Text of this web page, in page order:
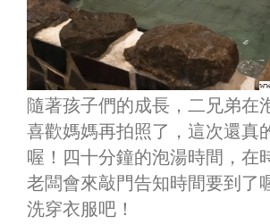
隨著孩子們的成長，二兄弟在
喜歡媽媽再拍照了，這次還真
喔！四十分鐘的泡湯時間，在
老闆會來敲門告知時間要到了
洗穿衣服吧！